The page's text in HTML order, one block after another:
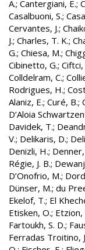
A.; Cantergiani, E.;
Casalbuoni, S.;
Cervantes, J.;
J.; Charles, T. K.;
G.; Chiesa, M.;
Cibinetto, G.; Ciftci,
Colldelram, C.;
Rodrigues, H.;
Alaniz, E.; Curé, B.;
D’Aloia
Davidek, T.;
V.; Delikaris, D.;
Denizli, H.; Denner,
Régie, J. B.;
D’Onofrio, M.;
Dünser, M.; du
Ekelof, T.; El
Etisken, O.; Etzion,
Fartoukh, S. D.;
Ferradas Troitino,